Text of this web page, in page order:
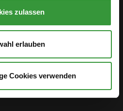
zulassen
erlauben
Cookies verwenden